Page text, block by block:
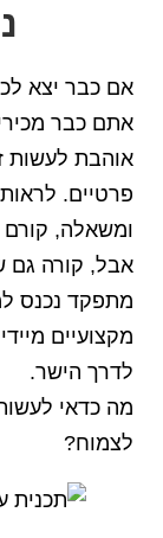
אם כבר יצא
אתם כבר
אוהבת לעשות
פרטיים.
ומשאלה, קורם
אבל, קורה גם
מתפקד נכנס
מקצועיים
לדרך הישר.
מה כדאי
לצמוח?